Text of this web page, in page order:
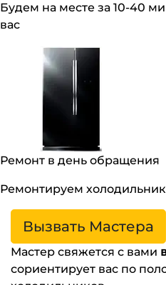
Будем на месте за 10-40
вас
Ремонт в день обращения
Ремонтируем
Вызвать Мастера
Мастер свяжется с вами
сориентирует вас по